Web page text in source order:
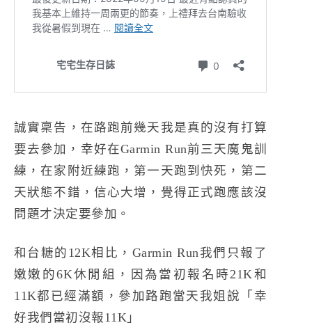
誠實稟告，在路跑前幾天我是真的沒有打算
要去參加，幸好在Garmin Run前三天魔鬼訓
練，在家附近練跑，第一天跑到快死，第二
天狀態不錯，信心大增，覺得正式跑應該沒
問題才決定要參加。
和台糖的12K相比，Garmin Run我們只報了
嫩嫩的6K休閒組，因為當初報名時21K和
11K都已經滿額，參加路跑當天我姐說「幸
好我們當初沒報11K」